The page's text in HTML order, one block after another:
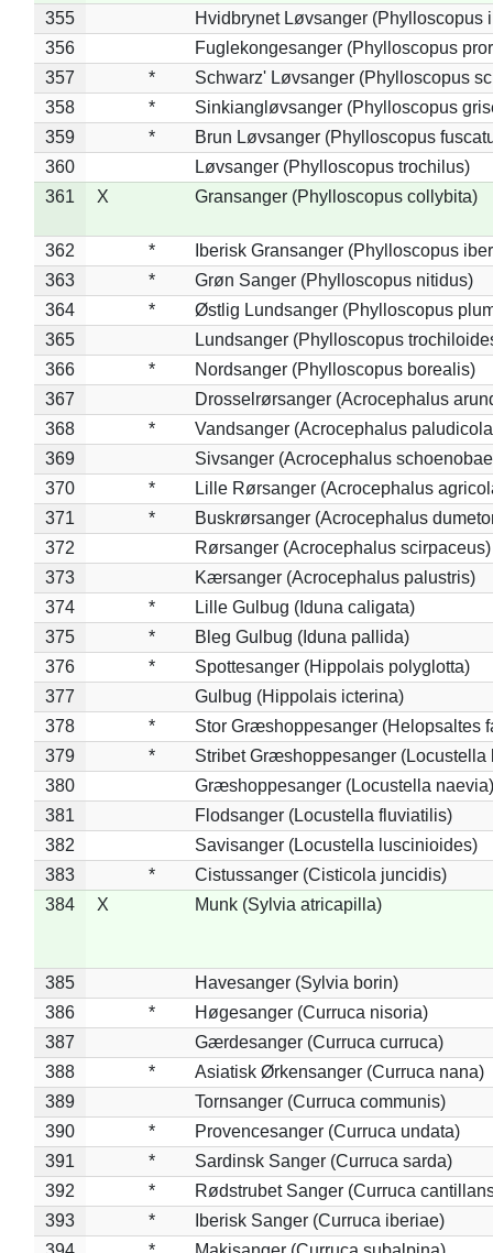
355
Hvidbrynet Løvsanger (Phylloscopus
356
Fuglekongesanger (Phylloscopus
357
*
Schwarz' Løvsanger (Phylloscopus
358
*
Sinkiangløvsanger (Phylloscopus
359
*
Brun Løvsanger (Phylloscopus
360
Løvsanger (Phylloscopus trochilus)
361
X Gransanger (Phylloscopus collybita)
362 *
Iberisk Gransanger (Phylloscopus
363
*
Grøn Sanger (Phylloscopus nitidus)
364
*
Østlig Lundsanger (Phylloscopus
365
Lundsanger (Phylloscopus
366
*
Nordsanger (Phylloscopus borealis)
367
Drosselrørsanger (Acrocephalus
368
*
Vandsanger (Acrocephalus
369
Sivsanger (Acrocephalus
370
*
Lille Rørsanger (Acrocephalus
371
*
Buskrørsanger (Acrocephalus
372
Rørsanger (Acrocephalus scirpaceus)
373
Kærsanger (Acrocephalus palustris)
374
*
Lille Gulbug (Iduna caligata)
375
*
Bleg Gulbug (Iduna pallida)
376
*
Spottesanger (Hippolais polyglotta)
377
Gulbug (Hippolais icterina)
378
*
Stor Græshoppesanger (Helopsaltes
379
*
Stribet Græshoppesanger (Locustella
380
Græshoppesanger (Locustella naevia)
381
Flodsanger (Locustella fluviatilis)
382
Savisanger (Locustella luscinioides)
383
*
Cistussanger (Cisticola juncidis)
384
X Munk (Sylvia atricapilla)
385
Havesanger (Sylvia borin)
386
*
Høgesanger (Curruca nisoria)
387
Gærdesanger (Curruca curruca)
388
*
Asiatisk Ørkensanger (Curruca nana)
389
Tornsanger (Curruca communis)
390
*
Provencesanger (Curruca undata)
391
*
Sardinsk Sanger (Curruca sarda)
392
*
Rødstrubet Sanger (Curruca
393
*
Iberisk Sanger (Curruca iberiae)